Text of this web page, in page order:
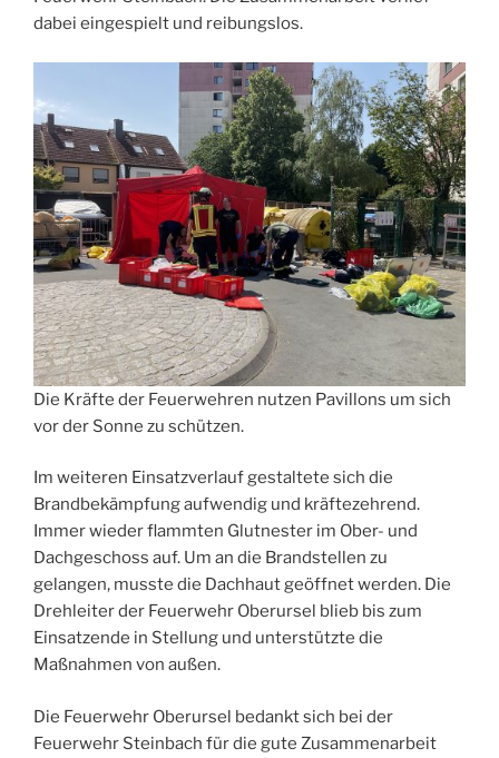
dabei eingespielt und reibungslos.
Die Kräfte der Feuerwehren nutzen Pavillons um sich
vor der Sonne zu schützen.
Im weiteren Einsatzverlauf gestaltete sich die
Brandbekämpfung aufwendig und kräftezehrend.
Immer wieder flammten Glutnester im Ober- und
Dachgeschoss auf. Um an die Brandstellen zu
gelangen, musste die Dachhaut geöffnet werden. Die
Drehleiter der Feuerwehr Oberursel blieb bis zum
Einsatzende in Stellung und unterstützte die
Maßnahmen von außen.
Die Feuerwehr Oberursel bedankt sich bei der
Feuerwehr Steinbach für die gute Zusammenarbeit